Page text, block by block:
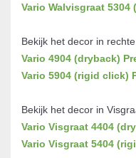
Vario Walvisgraat
Bekijk het decor in
Vario 4904 (dryback)
Vario 5904 (rigid click)
Bekijk het decor in
Vario Visgraat 4404
Vario Visgraat 5404